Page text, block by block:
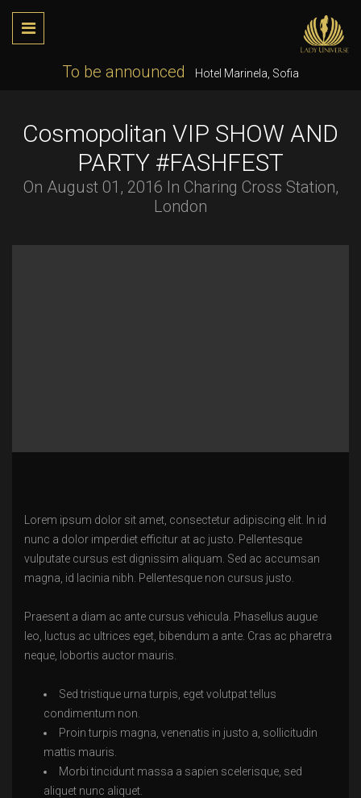
To be announced Hotel Marinela, Sofia
Cosmopolitan VIP SHOW AND
PARTY #FASHFEST
On August 01, 2016 In Charing Cross Station,
London
Lorem ipsum dolor sit amet, consectetur adipiscing elit. In id
nunc a dolor imperdiet efficitur at ac justo. Pellentesque
vulputate cursus est dignissim aliquam. Sed ac accumsan
magna, id lacinia nibh. Pellentesque non cursus justo.
Praesent a diam ac ante cursus vehicula. Phasellus augue
leo, luctus ac ultrices eget, bibendum a ante. Cras ac pharetra
neque, lobortis auctor mauris.
Sed tristique urna turpis, eget volutpat tellus
condimentum non.
Proin turpis magna, venenatis in justo a, sollicitudin
mattis mauris.
Morbi tincidunt massa a sapien scelerisque, sed
aliquet nunc aliquet.